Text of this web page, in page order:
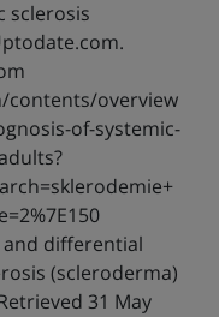
sclerosis
overview
of-systemic-
and differential
(scleroderma)
31 May